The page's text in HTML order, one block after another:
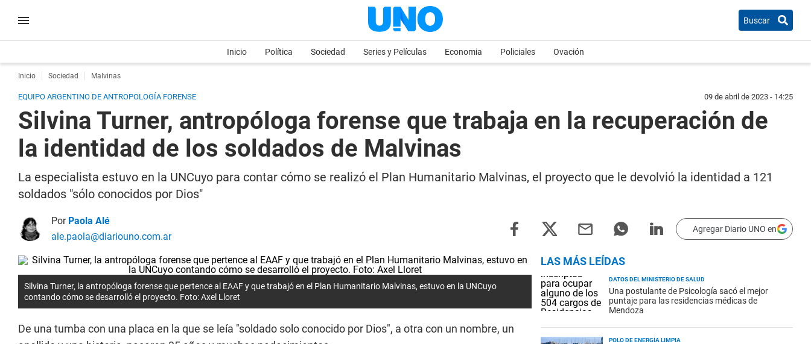
Buscar
Inicio Política Sociedad Series y Películas Economia Policiales Ovación
Inicio Sociedad Malvinas
EQUIPO ARGENTINO DE ANTROPOLOGÍA FORENSE 09 de abril de 2023 - 14:25
Silvina Turner, antropóloga forense que trabaja en la recuperación de
la identidad de los soldados de Malvinas
La especialista estuvo en la UNCuyo para contar cómo se realizó el Plan Humanitario Malvinas, el proyecto que le devolvió la identidad a 121
soldados "sólo conocidos por Dios"
Por Paola Alé
ale.paola@diariouno.com.ar
Agregar Diario UNO en
Silvina Turner, la antropóloga forense que pertence al EAAF y que trabajó en el Plan Humanitario Malvinas, estuvo en la UNCuyo
contando cómo se desarrolló el proyecto. Foto: Axel Lloret
De una tumba con una placa en la que se leía "soldado solo conocido por Dios", a otra con un nombre, un
LAS MÁS LEÍDAS
DATOS DEL MINISTERIO DE SALUD
Una postulante de Psicología sacó el mejor
puntaje para las residencias médicas de
Mendoza
POLO DE ENERGÍA LIMPIA